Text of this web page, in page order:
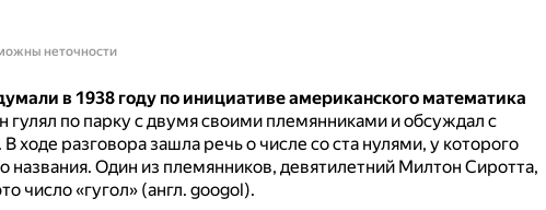
неточности
в 1938 году по инициативе американского математика
гулял по парку с двумя своими племянниками и обсуждал с
В ходе разговора зашла речь о числе со ста нулями, у которого
названия. Один из племянников, девятилетний Милтон Сиротта,
число «гугол» (англ. googol).